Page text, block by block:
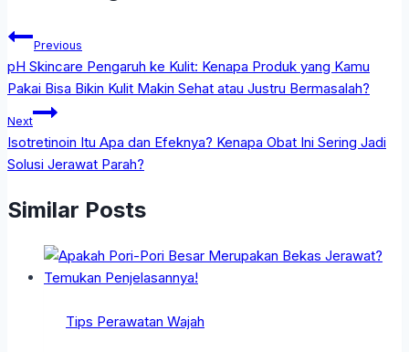
Previous
pH Skincare Pengaruh ke Kulit: Kenapa Produk yang Kamu
Pakai Bisa Bikin Kulit Makin Sehat atau Justru Bermasalah?
Next
Isotretinoin Itu Apa dan Efeknya? Kenapa Obat Ini Sering Jadi
Solusi Jerawat Parah?
Similar Posts
Tips Perawatan Wajah